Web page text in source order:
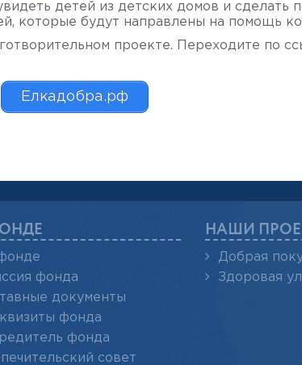
детей из детских домов и сделать
которые будут направлены на помощь
проекте. Переходите по
Елкадобра.рф
фонда
документы
фонда
фонда
совет
НАШИ
Добрая
Здоровая